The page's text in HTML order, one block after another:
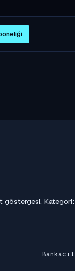
göstergesi. Kategori: